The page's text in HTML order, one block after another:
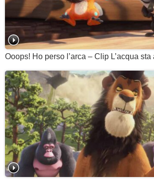
Ooops! Ho perso l’arca – Clip L’acqua